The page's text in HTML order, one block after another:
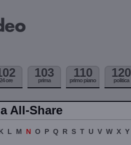
24 ore
103
prima
110
primo piano
120
politica
All-Share
L M N O P Q R S T U V W X Y